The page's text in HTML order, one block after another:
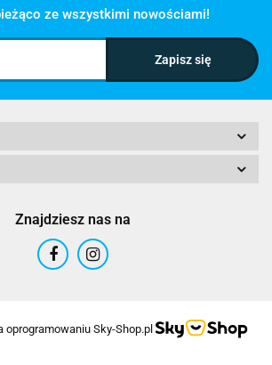
ze wszystkimi nowościami!
Znajdziesz nas na
oprogramowaniu Sky-Shop.pl